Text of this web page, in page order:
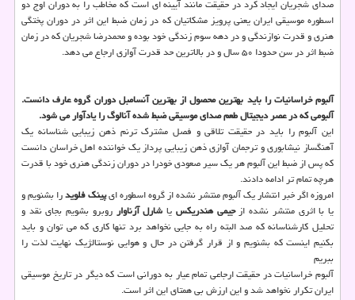
صدای شجریان ایجاد كرد در حقیقت مانند آیینه ای است كه مخاطب را به دوران اوج دو
اسطوره موسیقی ایران یعنی پرویز مشكاتیان كه در زمان ضبط این اثر در دوران پختگی
هنری و قدرت نوازندگی و در دهه سوم زندگی خود بوده و محمدرضا شجریان كه در زمان
ضبط اثر در سن حدودا ۵۰ سال و در بالاترین حد قدرت آوازی ارجاع می دهد.
آلبوم خراسانیات را باید بهترین محصول از بهترین آنسامبل دوران گروه عارف دانست.
آلبومی كه در عصر دیجیتال طعم صدای موسیقی ضبط شده آنالوگ را یادآوار می شود.
این آلبوم را باید در حقیقت تلاقی و فصل مشترك ترنم ذهن زیبایی شناسانه یك
آهنگساز نیشابوری و ترجمان آوازی ذهن زیبایی پرداز یك خواننده اهل خراسان دانست
كه پس از ضبط این آلبوم هر یك سیر صعودی خودرا در دوران زندگی هنری خود با قدرت
هرچه تمام تر ادامه دادند.
امروزه اگر خبر انتشار یك آلبوم منتشر نشده از گروه اسطوره ایپینك فلویدرا بشنویم و
یا با اثری منتشر نشده ازجیمی هندریكس یا شارل آزناوارروبرو بشویم بجای نقد و
تحلیل كارشناسانه كه صد البته راه به جایی نخواهد برد تنها كاری كه می توان و باید
بكنیم اینست كه بشنویم و از قرار گرفتن در حال و هوایی نوستالژیك نهایت لذت را
ببریم
آلبوم خراسانیات در حقیقت ارجاعی تمام عیار به دورانی است كه دیگر در تاریخ موسیقی
ایران تكرار نخواهد شد و این ارزش بی همتای این اثر است.